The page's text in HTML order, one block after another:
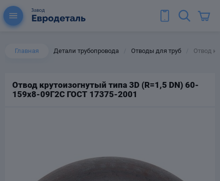
Главная Детали трубопровода Отводы для труб Отвод
Отвод крутоизогнутый типа 3D (R=1,5 DN) 60-
159х8-09Г2С ГОСТ 17375-2001
для труб